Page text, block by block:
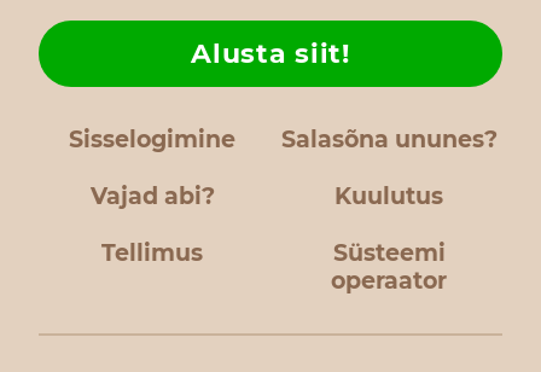
Sisselogimine Salasõna ununes?
Vajad abi?
Alusta siit!
Kuulutus
Tellimus
Süsteemi
operaator